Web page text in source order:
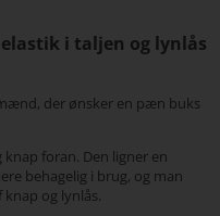
i taljen og lynlås
der ønsker en pæn buks
foran. Den ligner en
behagelig i brug, og man
og lynlås.